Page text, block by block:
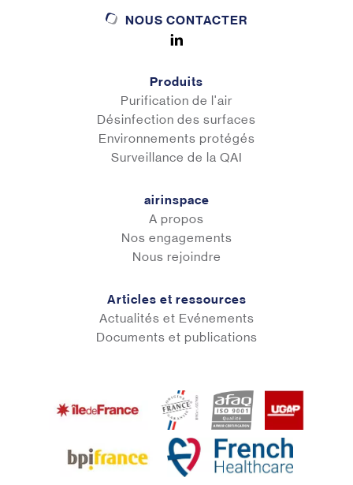
NOUS CONTACTER
Produits
Purification de l'air
Désinfection des surfaces
Environnements protégés
Surveillance de la QAI
airinspace
A propos
Nos engagements
Nous rejoindre
Articles et ressources
Actualités et Evénements
Documents et publications